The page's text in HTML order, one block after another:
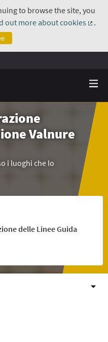
to browse the site, you
out more about cookies
.
Valnure
i luoghi che lo
delle Linee Guida